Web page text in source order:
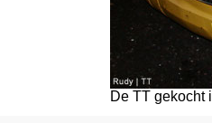
De TT gekocht